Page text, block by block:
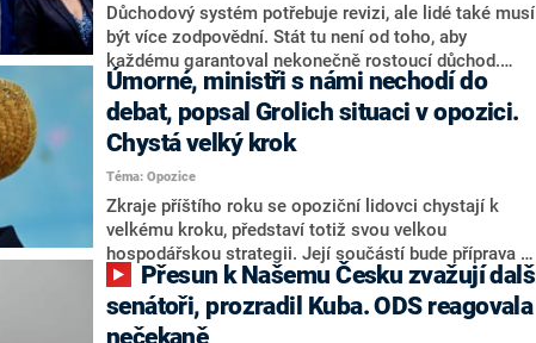
Důchodový systém potřebuje revizi, ale lidé také musí
být více zodpovědní. Stát tu není od toho, aby
každému garantoval nekonečně rostoucí důchod.
Chybí tu nový systém a my ho představíme,řekl
hejtman Jihočeského kraje a předseda hnutí Naše
Česko Martin Kuba v rozhovoru pro CNN Prima NEWS.
V čele státu pak podle něj nemůže být člověk, který by
střetem zájmů omezoval čerpání financí a rozvoj,
dodal. Řešení u Andreje Babiše ale hodnotit nechtěl.
Úmorné, ministři s námi nechodí do
debat, popsal Grolich situaci v opozici.
Chystá velký krok
Téma: Opozice
Zkraje příštího roku se opoziční lidovci chystají k
velkému kroku, představí totiž svou velkou
hospodářskou strategii. Její součástí bude příprava na
stárnutí populace, řekl ve středu na setkání s novináři
nový předseda lidovců Jan Grolich. Ten zároveň v
senátních volbách kandiduje ve Vyškově. Popsal i
senátoři, prozradil Kuba. ODS reagovala
nečekaně